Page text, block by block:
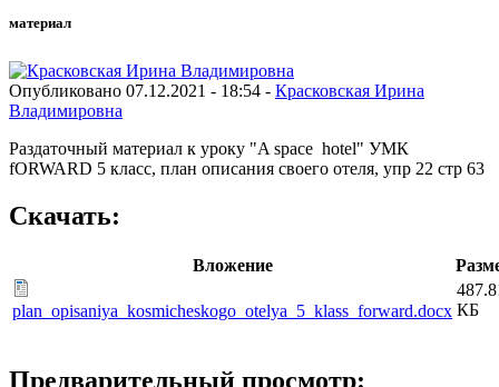
материал
Опубликовано 07.12.2021 - 18:54 - Красковская Ирина
Владимировна
Раздаточный материал к уроку "A space hotel" УМК
fORWARD 5 класс, план описания своего отеля, упр 22 стр 63
Скачать:
Вложение
plan_opisaniya_kosmicheskogo_otelya_5_klass_forward.docx КБ
Предварительный просмотр: